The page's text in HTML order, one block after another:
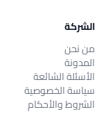
الشركة
من نحن
المدونة
الأسئلة الشائعة
سياسة الخصوصية
الشروط والأحكام